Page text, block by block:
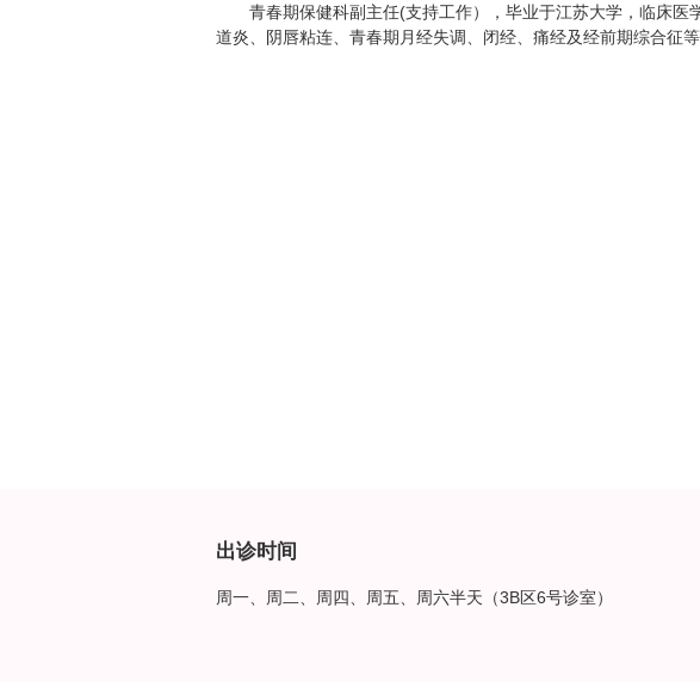
青春期保健科副主任(支持工作），毕业于江苏大学，临床医
道炎、阴唇粘连、青春期月经失调、闭经、痛经及经前期综合征
出诊时间
周一、周二、周四、周五、周六半天（3B区6号诊室）